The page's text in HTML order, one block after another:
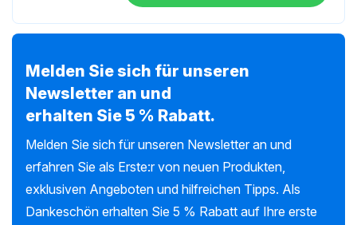
Melden Sie sich für unseren
Newsletter an und
erhalten Sie 5 % Rabatt.
Melden Sie sich für unseren Newsletter an und
erfahren Sie als Erste:r von neuen Produkten,
exklusiven Angeboten und hilfreichen Tipps. Als
Dankeschön erhalten Sie 5 % Rabatt auf Ihre erste